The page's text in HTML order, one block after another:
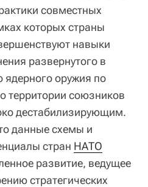
совместных
которых страны
навыки
развернутого в
ядерного оружия по
территории союзников
дестабилизирующим.
данные схемы и
стран НАТО
развитие, ведущее
стратегических